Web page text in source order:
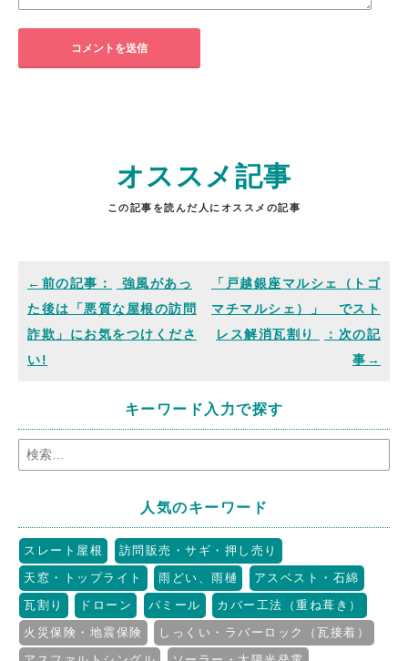
オススメ記事
この記事を読んだ人にオススメの記事
強風があっ
た後は「悪質な屋根の訪問
詐欺」にお気をつけくださ
い!
「戸越銀座マルシェ（トゴ
マチマルシェ）」 でスト
レス解消瓦割り
キーワード入力で探す
人気のキーワード
スレート屋根
訪問販売・サギ・押し売り
天窓・トップライト
雨どい、雨樋
アスベスト・石綿
瓦割り
ドローン パミール
カバー工法（重ね葺き）
火災保険・地震保険
しっくい・ラバーロック（瓦接着）